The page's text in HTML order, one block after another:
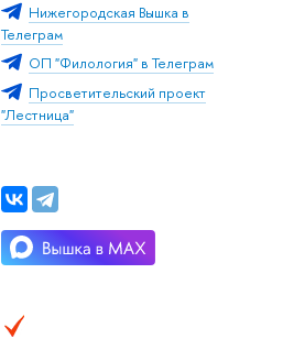
Нижегородская Вышка в
Телеграм
ОП "Филология" в Телеграм
Просветительский проект
"Лестница"